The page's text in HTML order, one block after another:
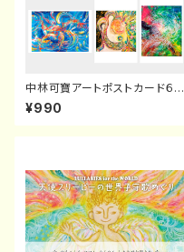
中林可寶アートポストカード６種
類セット
¥990